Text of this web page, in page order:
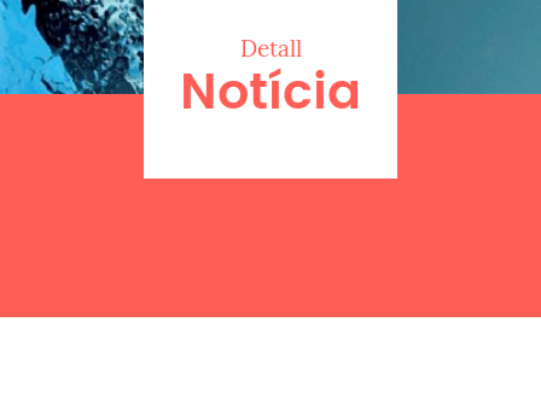
Detall
Notícia